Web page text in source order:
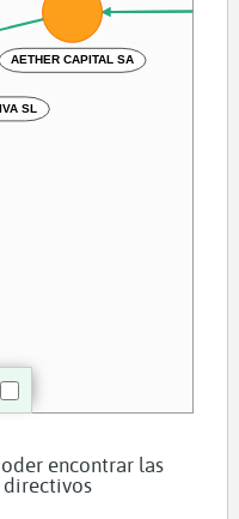
SL
AETHER CAPITAL SA
encontrar las
directivos